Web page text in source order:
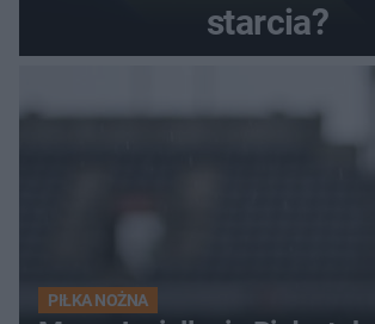
starcia?
PIŁKA NOŻNA